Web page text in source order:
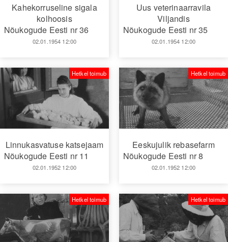
Kahekorruseline sigala
kolhoosis
Nõukogude Eesti nr 36
02.01.1954 12:00
Uus veterinaarravila
Viljandis
Nõukogude Eesti nr 35
02.01.1954 12:00
Linnukasvatuse katsejaam
Nõukogude Eesti nr 11
02.01.1952 12:00
Hetkel toimub
Eeskujulik rebasefarm
Nõukogude Eesti nr 8
02.01.1952 12:00
Hetkel toimub
Hetkel toimub Hetkel toimub